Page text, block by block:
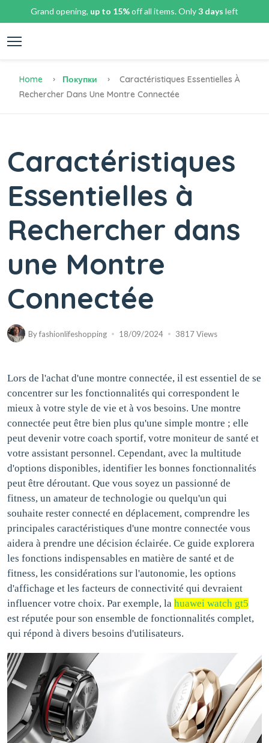
Grand opening, up to 15%off all items. Only3 days left
Home Покупки
Caractéristiques Essentielles À
Rechercher Dans Une Montre Connectée
Caractéristiques
Essentielles à
Rechercher dans
une Montre
Connectée
Byfashionlifeshopping 18/09/2024 3817 Views
Lors de l'achat d'une montre connectée, il est essentiel de se
concentrer sur les fonctionnalités qui correspondent le
mieux à votre style de vie et à vos besoins. Une montre
connectée peut être bien plus qu'une simple montre ; elle
peut devenir votre coach sportif, votre moniteur de santé et
votre assistant personnel. Cependant, avec la multitude
d'options disponibles, identifier les bonnes fonctionnalités
peut être déroutant. Que vous soyez un passionné de
fitness, un amateur de technologie ou quelqu'un qui
souhaite rester connecté en déplacement, comprendre les
principales caractéristiques d'une montre connectée vous
aidera à prendre une décision éclairée. Ce guide explorera
les fonctions indispensables en matière de santé et de
fitness, les considérations sur l'autonomie, les options
d'affichage et les facteurs de connectivité qui devraient
influencer votre choix. Par exemple, la huawei watch gt5
est réputée pour son ensemble de fonctionnalités complet,
qui répond à divers besoins d'utilisateurs.